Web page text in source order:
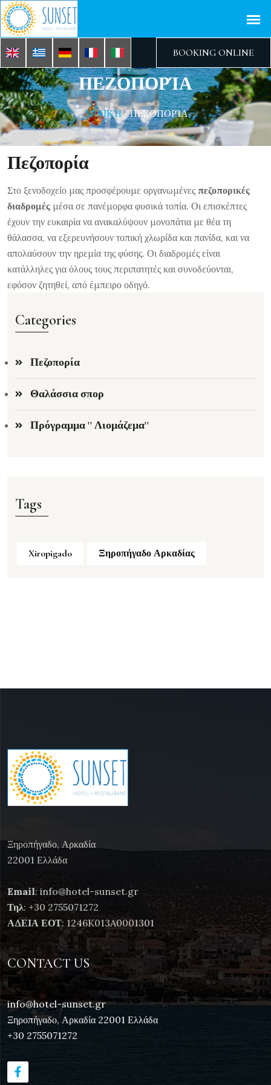
BOOKING ONLINE
ΠΕΖΟΠΟΡΊΑ
ΑΡΧΙΚΉ / ΠΕΖΟΠΟΡΊΑ
Πεζοπορία
Στο ξενοδοχείο μας προσφέρουμε οργανωμένες πεζοπορικές
διαδρομές μέσα σε πανέμορφα φυσικά τοπία. Οι επισκέπτες
έχουν την ευκαιρία να ανακαλύψουν μονοπάτια με θέα τη
θάλασσα, να εξερευνήσουν τοπική χλωρίδα και πανίδα, και να
απολαύσουν την ηρεμία της φύσης. Οι διαδρομές είναι
κατάλληλες για όλους τους περιπατητές και συνοδεύονται,
εφόσον ζητηθεί, από έμπειρο οδηγό.
Categories
Πεζοπορία
Θαλάσσια σπορ
Πρόγραμμα '' Λιομάζεμα''
Tags
Xiropigado Ξηροπήγαδο Αρκαδίας
Ξηροπήγαδο, Αρκαδία
22001 Ελλάδα
Email: info@hotel-sunset.gr
Τηλ: +30 2755071272
ΑΔΕΙΑ ΕΟΤ: 1246K013A0001301
CONTACT US
info@hotel-sunset.gr
Ξηροπήγαδο, Αρκαδία 22001 Ελλάδα
+30 2755071272